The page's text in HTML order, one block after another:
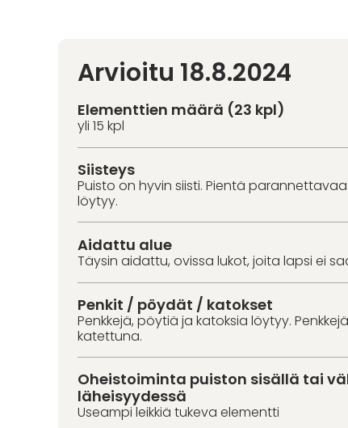
Arvioitu 18.8.2024
Elementtien määrä (23 kpl)
yli 15 kpl
Siisteys
Puisto on hyvin siisti. Pientä
löytyy.
Aidattu alue
Täysin aidattu, ovissa lukot, joita lapsi ei
Penkit / pöydät / katokset
Penkkejä, pöytiä ja katoksia löytyy.
katettuna.
Oheistoiminta puiston sisällä tai
läheisyydessä
Useampi leikkiä tukeva elementti